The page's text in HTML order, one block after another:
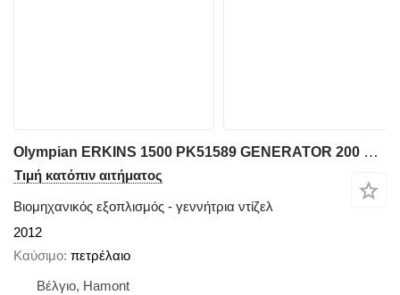
Olympian ERKINS 1500 PK51589 GENERATOR 200 KVA USED
Τιμή κατόπιν αιτήματος
Βιομηχανικός εξοπλισμός - γεννήτρια ντίζελ
2012
Καύσιμο πετρέλαιο
Βέλγιο, Hamont